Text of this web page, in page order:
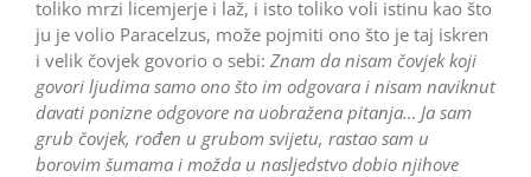
toliko mrzi licemjerje i laž, i isto toliko voli istinu kao što
ju je volio Paracelzus, može pojmiti ono što je taj iskren
i velik čovjek govorio o sebi: Znam da nisam čovjek koji
govori ljudima samo ono što im odgovara i nisam naviknut
davati ponizne odgovore na uobražena pitanja… Ja sam
grub čovjek, rođen u grubom svijetu, rastao sam u
borovim šumama i možda u nasljedstvo dobio njihove